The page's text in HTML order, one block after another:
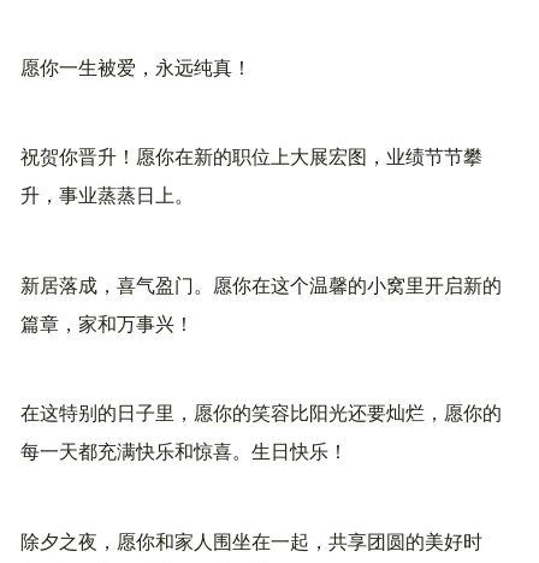
愿你一生被爱，永远纯真！
祝贺你晋升！愿你在新的职位上大展宏图，业绩节节攀
升，事业蒸蒸日上。
新居落成，喜气盈门。愿你在这个温馨的小窝里开启新的
篇章，家和万事兴！
在这特别的日子里，愿你的笑容比阳光还要灿烂，愿你的
每一天都充满快乐和惊喜。生日快乐！
除夕之夜，愿你和家人围坐在一起，共享团圆的美好时